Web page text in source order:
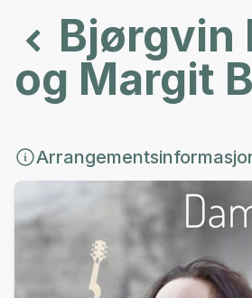
Bjørgvin
og Margit